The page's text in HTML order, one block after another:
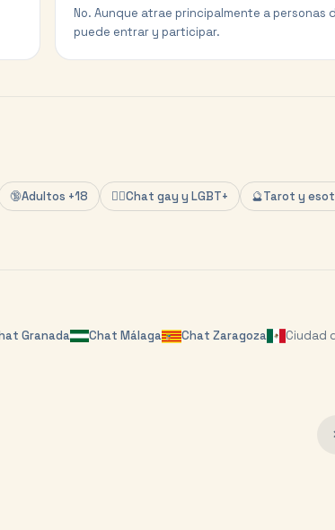
No. Aunque atrae principalmente a
puede entrar y participar.
🔞Adultos +18 🏳️‍🌈Chat gay y LGBT+ 🔮Tarot y
Granada ChatMálaga Chat Zaragoza Ciudad